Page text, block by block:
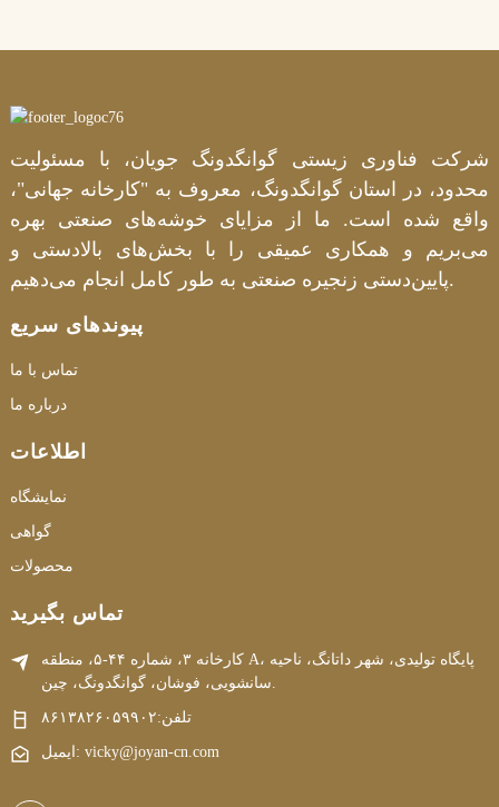
شرکت فناوری زیستی گوانگدونگ جویان، با مسئولیت
محدود، در استان گوانگدونگ، معروف به "کارخانه جهانی"،
واقع شده است. ما از مزایای خوشه‌های صنعتی بهره
می‌بریم و همکاری عمیقی را با بخش‌های بالادستی و
پایین‌دستی زنجیره صنعتی به طور کامل انجام می‌دهیم.
پیوندهای سریع
تماس با ما
درباره ما
اطلاعات
نمایشگاه
گواهی
محصولات
تماس بگیرید
کارخانه ۳، شماره ۴۴-۵، منطقه A، پایگاه تولیدی، شهر داتانگ، ناحیه
تلفن:۸۶۱۳۸۲۶۰۵۹۹۰۲
ایمیل: vicky@joyan-cn.com